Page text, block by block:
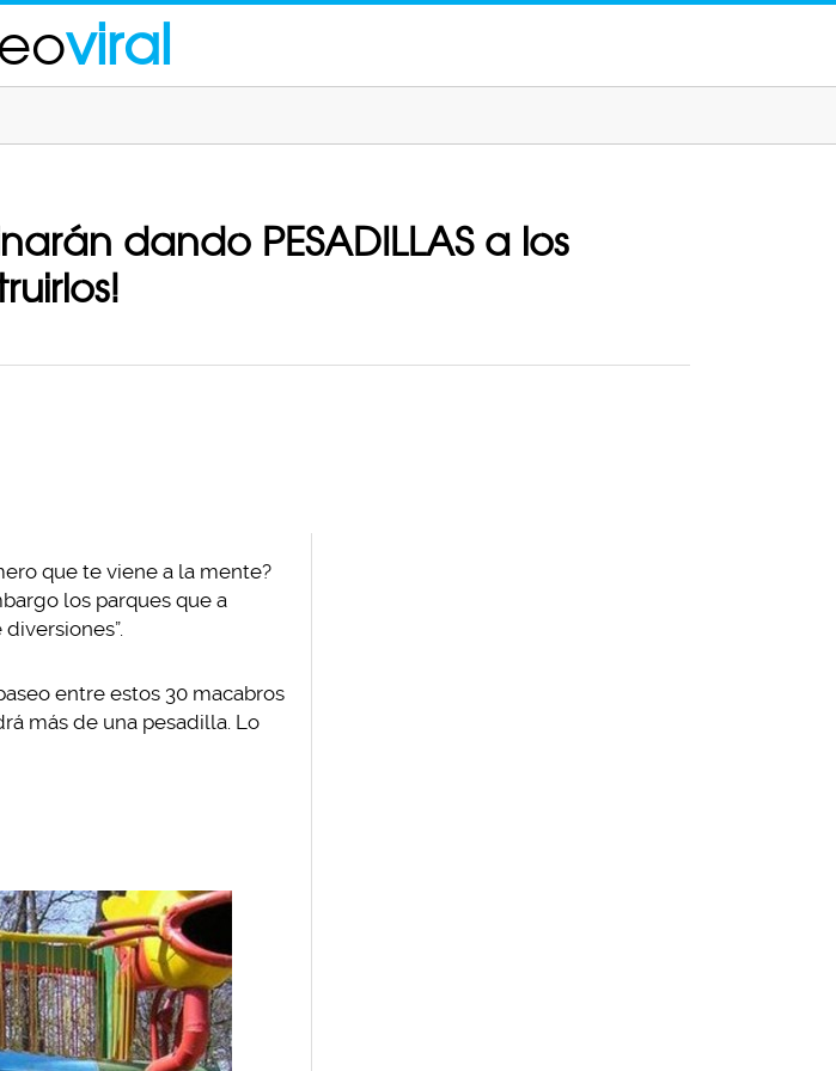
viral
dando PESADILLAS a los
que te viene a la mente?
los parques que a
entre estos 30 macabros
más de una pesadilla. Lo